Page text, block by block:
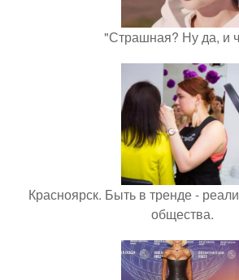
"Страшная? Ну да, и
Красноярск. Быть в тренде -
общества.